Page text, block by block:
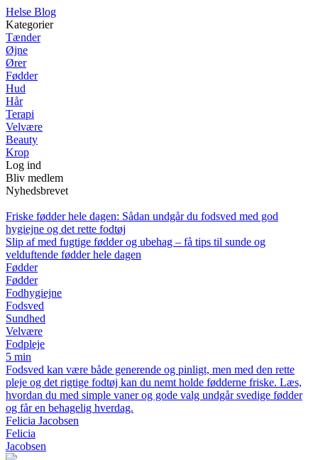
Helse Blog
Kategorier
Tænder
Øjne
Ører
Fødder
Hud
Hår
Terapi
Velvære
Beauty
Krop
Log ind
Bliv medlem
Nyhedsbrevet
Friske fødder hele dagen: Sådan undgår du fodsved med god
hygiejne og det rette fodtøj
Slip af med fugtige fødder og ubehag – få tips til sunde og
velduftende fødder hele dagen
Fødder
Fødder
Fodhygiejne
Fodsved
Sundhed
Velvære
Fodpleje
5 min
Fodsved kan være både generende og pinligt, men med den rette
pleje og det rigtige fodtøj kan du nemt holde fødderne friske. Læs,
hvordan du med simple vaner og gode valg undgår svedige fødder
og får en behagelig hverdag.
Felicia Jacobsen
Felicia
Jacobsen